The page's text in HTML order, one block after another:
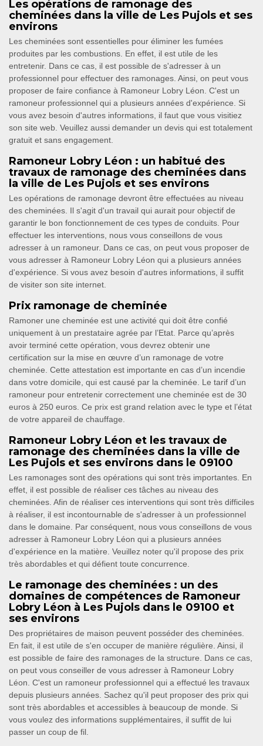
Les opérations de ramonage des
cheminées dans la ville de Les Pujols et ses
environs
Les cheminées sont essentielles pour éliminer les fumées
produites par les combustions. En effet, il est utile de les
entretenir. Dans ce cas, il est possible de s'adresser à un
professionnel pour effectuer des ramonages. Ainsi, on peut vous
proposer de faire confiance à Ramoneur Lobry Léon. C'est un
ramoneur professionnel qui a plusieurs années d'expérience. Si
vous avez besoin d'autres informations, il faut que vous visitiez
son site web. Veuillez aussi demander un devis qui est totalement
gratuit et sans engagement.
Ramoneur Lobry Léon : un habitué des
travaux de ramonage des cheminées dans
la ville de Les Pujols et ses environs
Les opérations de ramonage devront être effectuées au niveau
des cheminées. Il s'agit d'un travail qui aurait pour objectif de
garantir le bon fonctionnement de ces types de conduits. Pour
effectuer les interventions, nous vous conseillons de vous
adresser à un ramoneur. Dans ce cas, on peut vous proposer de
vous adresser à Ramoneur Lobry Léon qui a plusieurs années
d'expérience. Si vous avez besoin d'autres informations, il suffit
de visiter son site internet.
Prix ramonage de cheminée
Ramoner une cheminée est une activité qui doit être confié
uniquement à un prestataire agrée par l’Etat. Parce qu’après
avoir terminé cette opération, vous devrez obtenir une
certification sur la mise en œuvre d’un ramonage de votre
cheminée. Cette attestation est importante en cas d’un incendie
dans votre domicile, qui est causé par la cheminée. Le tarif d’un
ramoneur pour entretenir correctement une cheminée est de 30
euros à 250 euros. Ce prix est grand relation avec le type et l’état
de votre appareil de chauffage.
Ramoneur Lobry Léon et les travaux de
ramonage des cheminées dans la ville de
Les Pujols et ses environs dans le 09100
Les ramonages sont des opérations qui sont très importantes. En
effet, il est possible de réaliser ces tâches au niveau des
cheminées. Afin de réaliser ces interventions qui sont très difficiles
à réaliser, il est incontournable de s'adresser à un professionnel
dans le domaine. Par conséquent, nous vous conseillons de vous
adresser à Ramoneur Lobry Léon qui a plusieurs années
d'expérience en la matière. Veuillez noter qu'il propose des prix
très abordables et qui défient toute concurrence.
Le ramonage des cheminées : un des
domaines de compétences de Ramoneur
Lobry Léon à Les Pujols dans le 09100 et
ses environs
Des propriétaires de maison peuvent posséder des cheminées.
En fait, il est utile de s'en occuper de manière régulière. Ainsi, il
est possible de faire des ramonages de la structure. Dans ce cas,
on peut vous conseiller de vous adresser à Ramoneur Lobry
Léon. C'est un ramoneur professionnel qui a effectué les travaux
depuis plusieurs années. Sachez qu'il peut proposer des prix qui
sont très abordables et accessibles à beaucoup de monde. Si
vous voulez des informations supplémentaires, il suffit de lui
passer un coup de fil.